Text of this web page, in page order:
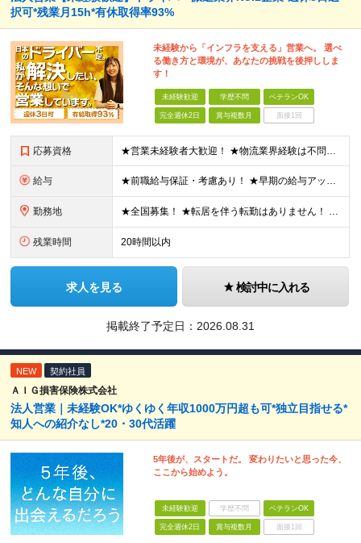
択可*残業月15h*有休取得率93%
未経験から「インフラを支える」営業へ。 選べ
る働き方と環境が、あなたの挑戦を後押ししま
す！
未経験歓迎 学歴不問 ベテランOK
完全週休2日 賞与複数月 面接1回
応募資格 ★営業未経験者大歓迎！ ★物流業界経験は不問！ ★学歴不問！ ★第二新卒歓迎！ ★ブランクOK！ ＼こんな方にピッタリです！／ ・「圧倒的No.1」を目指す環境で、熱く働きたい方 ・仕事も遊びも、メ
給与 ★前職給与保証・考慮あり！ ★早期の給与アップが可能です 月給24万9113円以上＋賞与年2回＋各種手当 ※経験やスキルを考慮し決定します。 ※試用期間6カ月（その間の給与・待遇に差異はありません
勤務地 ★全国募集！ ★転居を伴う転勤はありません！ ★U・Iターン歓迎！ ＼本社／ 東京都新宿区西新宿1-20-3 西新宿髙木ビル2階 ＼希望の拠点・営業所に配属します！／ 【北海道・東北エリア】 北海
残業時間 20時間以内
求人を見る 検討中に入れる
掲載終了予定日： 2026.08.31
NEW 契約社員
ＡＩＧ損害保険株式会社
法人営業｜未経験OK*ゆくゆく年収1000万円超も可*独立目指せる*
知人への紹介なし*20・30代活躍
5年後が、スタートだ。 変わりたいと思った今、
ここから始めよう。
未経験歓迎 学歴不問 ベテランOK
完全週休2日 賞与複数月 面接1回